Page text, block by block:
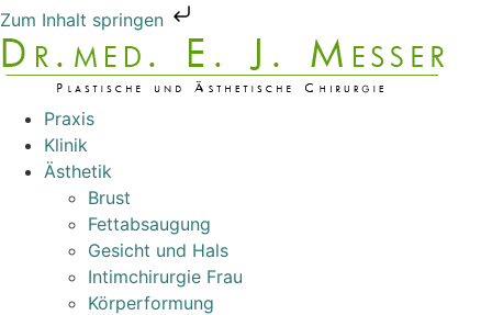
Zum Inhalt springen
Praxis
Klinik
Ästhetik
Brust
Fettabsaugung
Gesicht und Hals
Intimchirurgie Frau
Körperformung